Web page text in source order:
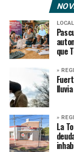
que
»
lluvia
»
La